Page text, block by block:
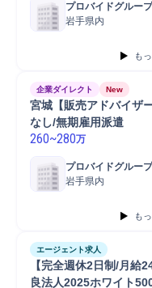
プロバイドグルー
岩手県内
も
企業ダイレクト New
宮城【販売アドバイザ
なし/無期雇用派遣
260~280万
プロバイドグルー
岩手県内
も
エージェント求人
【完全週休2日制/月給